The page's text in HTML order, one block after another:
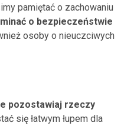
pamiętać o zachowaniu
o bezpieczeństwie
osoby o nieuczciwych
pozostawiaj rzeczy
się łatwym łupem dla